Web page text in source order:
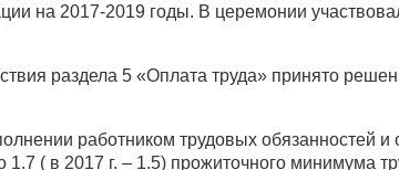
на 2017-2019 годы. В церемонии
раздела 5 «Оплата труда» принято
работником трудовых обязанностей и
( в 2017 г. – 1.5) прожиточного минимума